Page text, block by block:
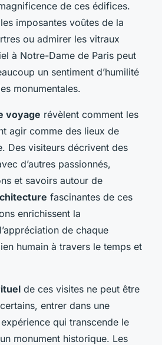
de ces édifices.
imposantes voûtes de la
ou admirer les vitraux
à Notre-Dame de Paris peut
un sentiment d’humilité
monumentales.
voyage révèlent comment les
agir comme des lieux de
Des visiteurs décrivent des
d’autres passionnés,
et savoirs autour de
fascinantes de ces
enrichissent la
de chaque
humain à travers le temps et
de ces visites ne peut être
entrer dans une
qui transcende le
monument historique. Les